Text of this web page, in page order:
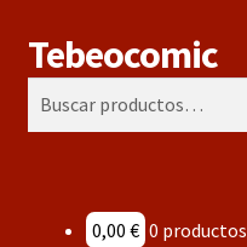
Ir
a
la
navegación
Ir
al
contenido
Tebeocomic
Buscar
0,00 € 0 productos